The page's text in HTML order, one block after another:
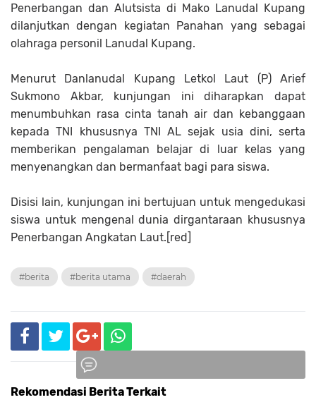
Penerbangan dan Alutsista di Mako Lanudal Kupang
dilanjutkan dengan kegiatan Panahan yang sebagai
olahraga personil Lanudal Kupang.
Menurut Danlanudal Kupang Letkol Laut (P) Arief
Sukmono Akbar, kunjungan ini diharapkan dapat
menumbuhkan rasa cinta tanah air dan kebanggaan
kepada TNI khususnya TNI AL sejak usia dini, serta
memberikan pengalaman belajar di luar kelas yang
menyenangkan dan bermanfaat bagi para siswa.
Disisi lain, kunjungan ini bertujuan untuk mengedukasi
siswa untuk mengenal dunia dirgantaraan khususnya
Penerbangan Angkatan Laut.[red]
#berita #berita utama #daerah
Rekomendasi Berita Terkait